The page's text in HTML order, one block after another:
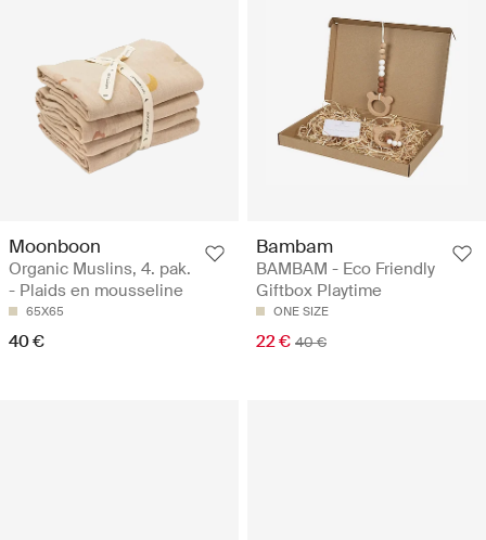
Moonboon
Organic Muslins, 4. pak.
- Plaids en mousseline
65X65
40 €
Bambam
BAMBAM - Eco Friendly
Giftbox Playtime
ONE SIZE
22 € 40 €